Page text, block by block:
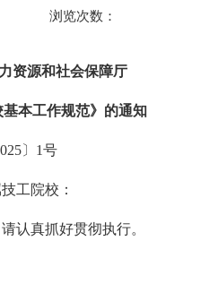
浏览次数：
资源和社会保障厅
本工作规范》的通知
〕1号
工院校：
认真抓好贯彻执行。